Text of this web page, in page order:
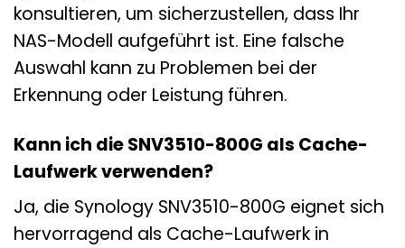
konsultieren, um sicherzustellen, dass Ihr
NAS-Modell aufgeführt ist. Eine falsche
Auswahl kann zu Problemen bei der
Erkennung oder Leistung führen.
Kann ich die SNV3510-800G als Cache-
Laufwerk verwenden?
Ja, die Synology SNV3510-800G eignet sich
hervorragend als Cache-Laufwerk in